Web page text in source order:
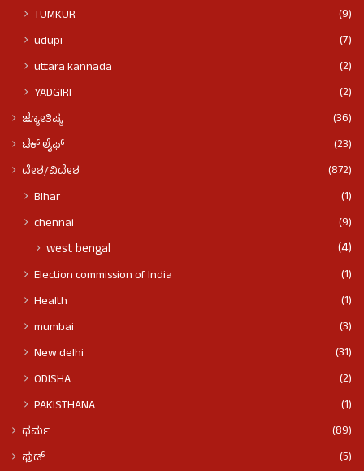
TUMKUR
(9)
udupi
(7)
uttara kannada
(2)
YADGIRI
(2)
ಜ್ಯೋತಿಷ್ಯ
(36)
ಟೆಕ್ ಲೈಫ್
(23)
ದೇಶ/ವಿದೇಶ
(872)
BIhar
(1)
chennai
(9)
west bengal (4)
Election commission of India
(1)
Health
(1)
mumbai
(3)
New delhi
(31)
ODISHA
(2)
PAKISTHANA
(1)
ಧರ್ಮ
(89)
ಫುಡ್​​
(5)